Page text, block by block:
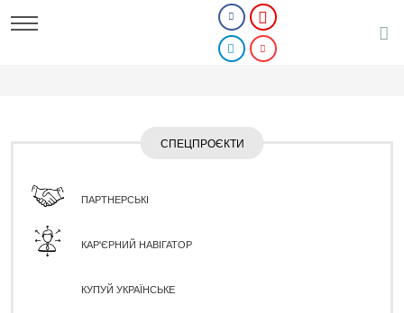
СПЕЦПРОЄКТИ
ПАРТНЕРСЬКІ
КАР'ЄРНИЙ НАВІГАТОР
КУПУЙ УКРАЇНСЬКЕ